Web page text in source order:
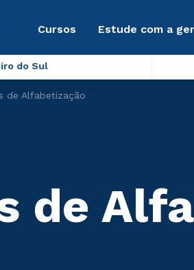
Cursos Estude com a
do Sul
de Alfabetização
de